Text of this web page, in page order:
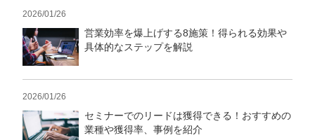
2026/01/26
営業効率を爆上げする8施策！得られる効果や
具体的なステップを解説
2026/01/26
セミナーでのリードは獲得できる！おすすめの
業種や獲得率、事例を紹介